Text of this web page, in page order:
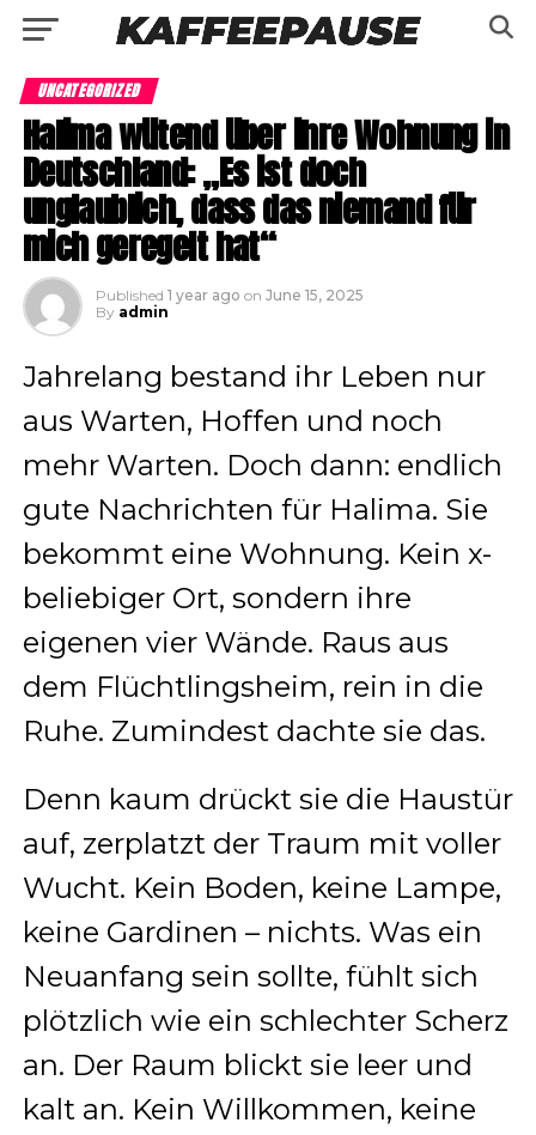
UNCATEGORIZED
Halima wütend über ihre Wohnung in
Deutschland: „Es ist doch
unglaublich, dass das niemand für
mich geregelt hat“
Published 1 year ago on June 15, 2025
By admin
Jahrelang bestand ihr Leben nur
aus Warten, Hoffen und noch
mehr Warten. Doch dann: endlich
gute Nachrichten für Halima. Sie
bekommt eine Wohnung. Kein x-
beliebiger Ort, sondern ihre
eigenen vier Wände. Raus aus
dem Flüchtlingsheim, rein in die
Ruhe. Zumindest dachte sie das.
Denn kaum drückt sie die Haustür
auf, zerplatzt der Traum mit voller
Wucht. Kein Boden, keine Lampe,
keine Gardinen – nichts. Was ein
Neuanfang sein sollte, fühlt sich
plötzlich wie ein schlechter Scherz
an. Der Raum blickt sie leer und
kalt an. Kein Willkommen, keine